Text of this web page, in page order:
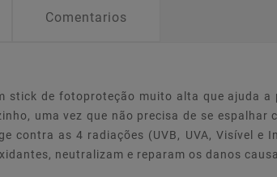
Comentarios
stick de fotoproteção muito alta que ajuda
uma vez que não precisa de se espalhar
contra as 4 radiações (UVB, UVA, Visível
neutralizam e reparam os danos